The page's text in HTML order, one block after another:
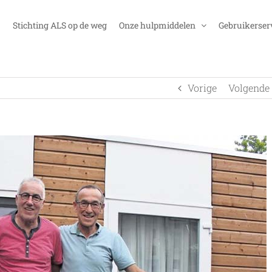
Stichting ALS op de weg Onze hulpmiddelen
Vorige Volgende